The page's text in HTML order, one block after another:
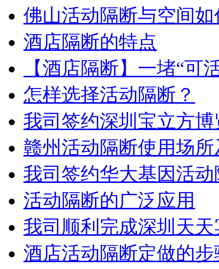
海南凯威国际大酒店
佛山活动隔断与空间
酒店隔断的特点
【酒店隔断】一堵“可
怎样选择活动隔断？
我司签约深圳宝立方
赣州活动隔断使用场
我司签约华大基因活
活动隔断的广泛应用
我司顺利完成深圳天
酒店活动隔断定做的